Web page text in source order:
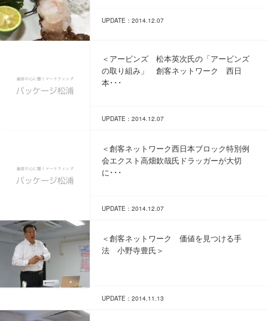
UPDATE：2014.12.07
＜アービンズ 松本英次氏の「アービンズ
の取り組み」 創客ネットワーク 西日
本･･･
UPDATE：2014.12.07
＜創客ネットワーク西日本ブロック特別例
会エクスト高畑欽哉氏ドラッガーが大切
に･･･
UPDATE：2014.12.07
＜創客ネットワーク 価値を見つける手
法 小野寺豊氏＞
UPDATE：2014.11.13